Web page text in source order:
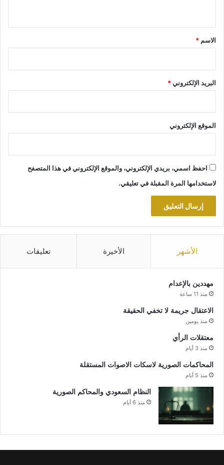
*
الاسم *
البريد الإلكتروني*
الموقع الإلكتروني
احفظ اسمي، بريدي الإلكتروني، والموقع الإلكتروني في هذا المتصفح
لاستخدامها المرة المقبلة في تعليقي.
الأشهر الأخيرة تعليقات
مهددين بالإعدام
منذ 11 ساعة
الاعتقال جريمة لا تخفي الحقيقة
منذ يومين
معتقلات الرأي
منذ 3 أيام
المحاكمات الصورية لاسكات الاصوات المستقلة
منذ 5 أيام
النظام السعودي والمحاكم الصورية
منذ 6 أيام